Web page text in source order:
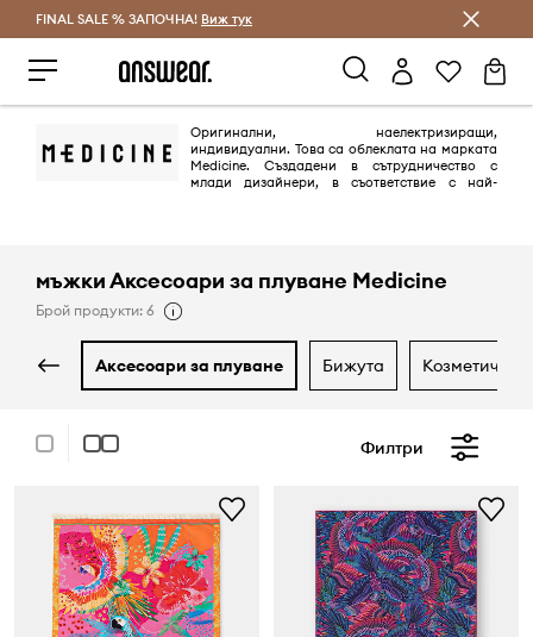
Спестявай с Answear Club
FINAL SALE % ЗАПОЧНА! Виж тук
Оригинални, наелектризиращи,
индивидуални. Това са облеклата на марката
Medicine. Създадени в сътрудничество с
млади дизайнери, в съответствие с най-
мъжки Аксесоари за плуване Medicine
Брой продукти: 6
аксесоари за плуване бижута козметични
Филтри